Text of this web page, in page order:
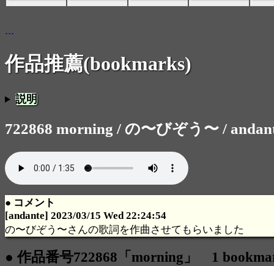
...
作品推薦(bookmarks)
説明
722868 morning / の〜びぞう〜 /
● コメント
[andante] 2023/03/15 Wed 22:24:54
の〜びぞう〜さんの歌詞を作曲させてもらいました
● 作品番号722868「morning」 1